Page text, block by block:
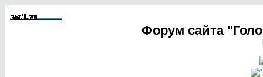
Форум сайта